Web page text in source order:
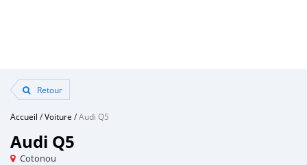
Retour
Accueil /Voiture /Audi Q5
Audi Q5
Cotonou